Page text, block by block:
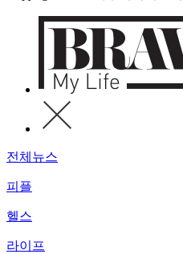
전체뉴스
피플
헬스
라이프